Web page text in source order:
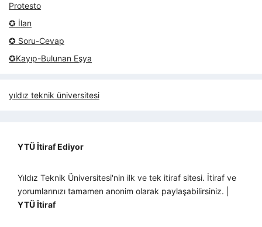
Protesto
✪ İlan
✪ Soru-Cevap
✪Kayıp-Bulunan Eşya
yıldız teknik üniversitesi
YTÜ İtiraf Ediyor
Yıldız Teknik Üniversitesi'nin ilk ve tek itiraf sitesi. İtiraf ve
yorumlarınızı tamamen anonim olarak paylaşabilirsiniz. |
YTÜ İtiraf